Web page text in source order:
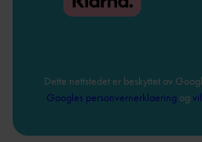
Dette nettstedet er beskyttet av
Googles personvernerklaering og